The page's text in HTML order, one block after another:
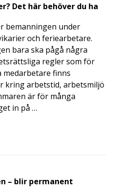
Det här behöver du ha
bemanningen under
och feriearbetare.
bara ska pågå några
regler som för
medarbetare finns
kring arbetstid, arbetsmiljö
är för många
in på …
– blir permanent